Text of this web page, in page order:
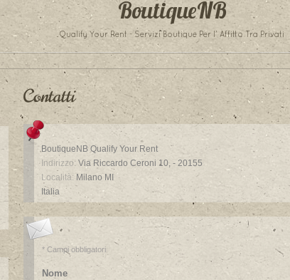
BoutiqueNB
Qualify Your Rent - Servizi Boutique Per l' Affitto Tra Privati
Contatti
BoutiqueNB Qualify Your Rent
Indirizzo: Via Riccardo Ceroni 10, - 20155
Località: Milano MI
Italia
* Campi obbligatori
Nome